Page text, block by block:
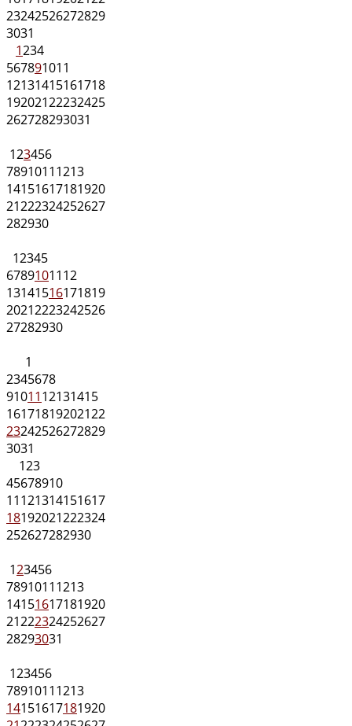
23242526272829
3031
1234
567891011
12131415161718
19202122232425
262728293031
123456
78910111213
14151617181920
21222324252627
282930
12345
6789101112
13141516171819
20212223242526
27282930
1
2345678
9101112131415
16171819202122
23242526272829
3031
123
45678910
11121314151617
18192021222324
252627282930
123456
78910111213
14151617181920
21222324252627
28293031
123456
78910111213
14151617181920